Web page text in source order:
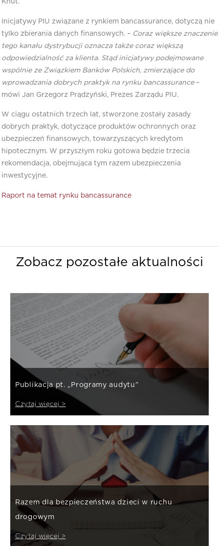
Knut.
Inicjatywy PIU związane z rynkiem bancassurance, dotyczą nie
tylko zbierania danych finansowych. – Coraz większe znaczenie
tego kanału dystrybucji oznacza także coraz większą
odpowiedzialność za klienta. Stąd inicjatywy podejmowane
wspólnie ze Związkiem Banków Polskich, zmierzające do
wprowadzania dobrych praktyk na rynku bancassurance–
mówi Jan Grzegorz Prądzyński, Prezes Zarządu PIU.
W ciągu ostatnich trzech lat, stworzone zostały zasady
dobrych praktyk, dotyczące produktów ochronnych oraz
ubezpieczeń finansowych, towarzyszących kredytom
hipotecznym. W przyszłym roku gotowa będzie trzecia
rekomendacja, obejmująca tym razem ubezpieczenia
inwestycyjne.
Raport na temat rynku bancassurance
Zobacz pozostałe aktualności
Publikacja pt. „Programy audytu”
Czytaj więcej >
Razem dla bezpieczeństwa dzieci w ruchu
drogowym
Czytaj więcej >